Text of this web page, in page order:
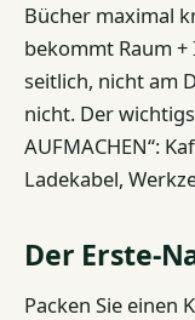
Bücher maximal
bekommt Raum
seitlich, nicht am
nicht. Der
AUFMACHEN“:
Ladekabel,
Der Erste-
Packen Sie einen